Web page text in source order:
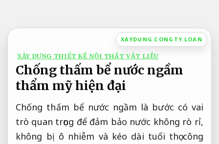
nội
dung
XAYDUNG.CONGTY.LOAN
XÂY DỰNG THIẾT KẾ NỘI THẤT VẬT LIỆU
Chống thấm bể nước ngầm
thẩm mỹ hiện đại
Chống thấm bể nước ngầm là bước có vai
trò quan trọng để đảm bảo nước không rò rỉ,
không bị ô nhiễm và kéo dài tuổi thọ công